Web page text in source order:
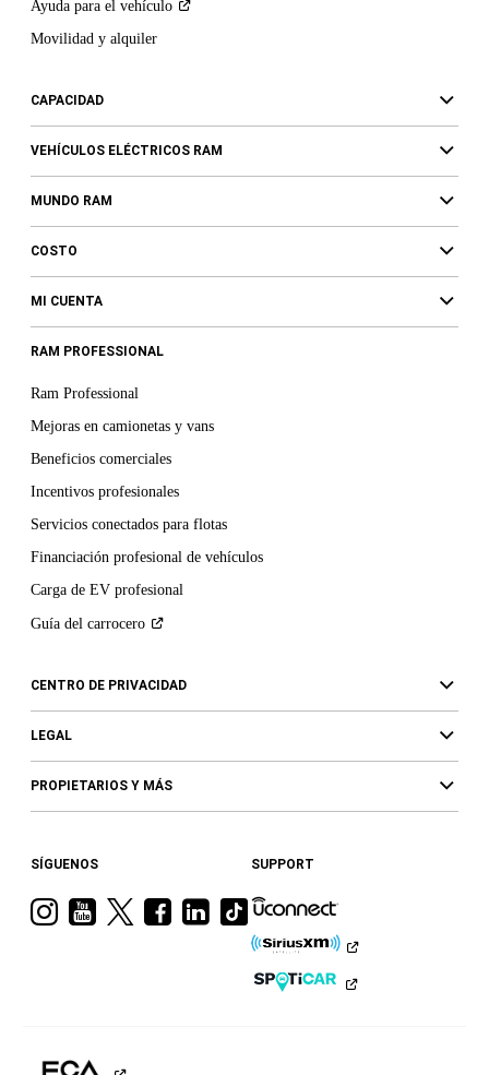
Ayuda para el vehículo
Movilidad y alquiler
CAPACIDAD
VEHÍCULOS ELÉCTRICOS RAM
MUNDO RAM
COSTO
MI CUENTA
RAM PROFESSIONAL
Ram Professional
Mejoras en camionetas y vans
Beneficios comerciales
Incentivos profesionales
Servicios conectados para flotas
Financiación profesional de vehículos
Carga de EV profesional
Guía del carrocero
CENTRO DE PRIVACIDAD
LEGAL
PROPIETARIOS Y MÁS
SÍGUENOS
VisitaVisitaVisitaVisitaVisita
Ram
Visita
a
Ram
en
SUPPORT